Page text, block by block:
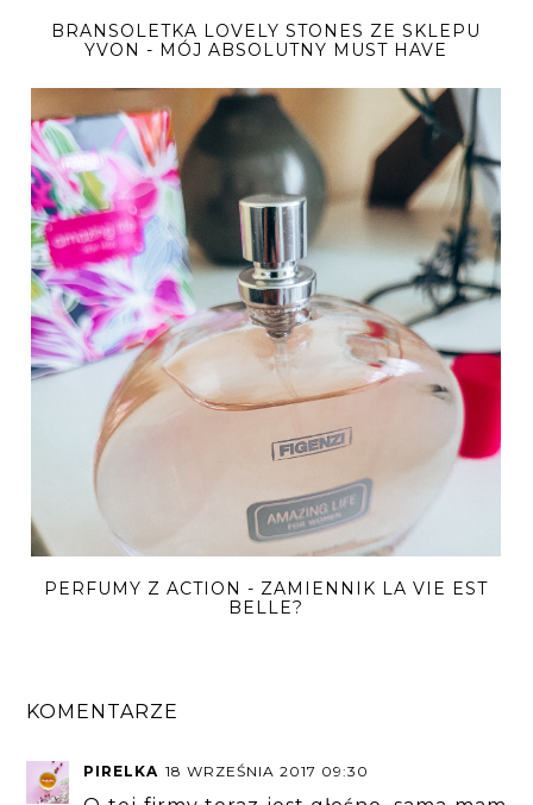
BRANSOLETKA LOVELY STONES ZE SKLEPU
YVON - MÓJ ABSOLUTNY MUST HAVE
PERFUMY Z ACTION - ZAMIENNIK LA VIE EST
BELLE?
KOMENTARZE
PIRELKA 18 WRZEŚNIA 2017 09:30